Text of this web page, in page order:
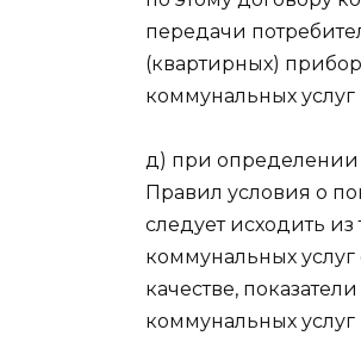
передачи
(квартирных)
коммунальных услуг
д) при определении
Правил условия о
следует исходить
коммунальных
качестве,
коммунальных